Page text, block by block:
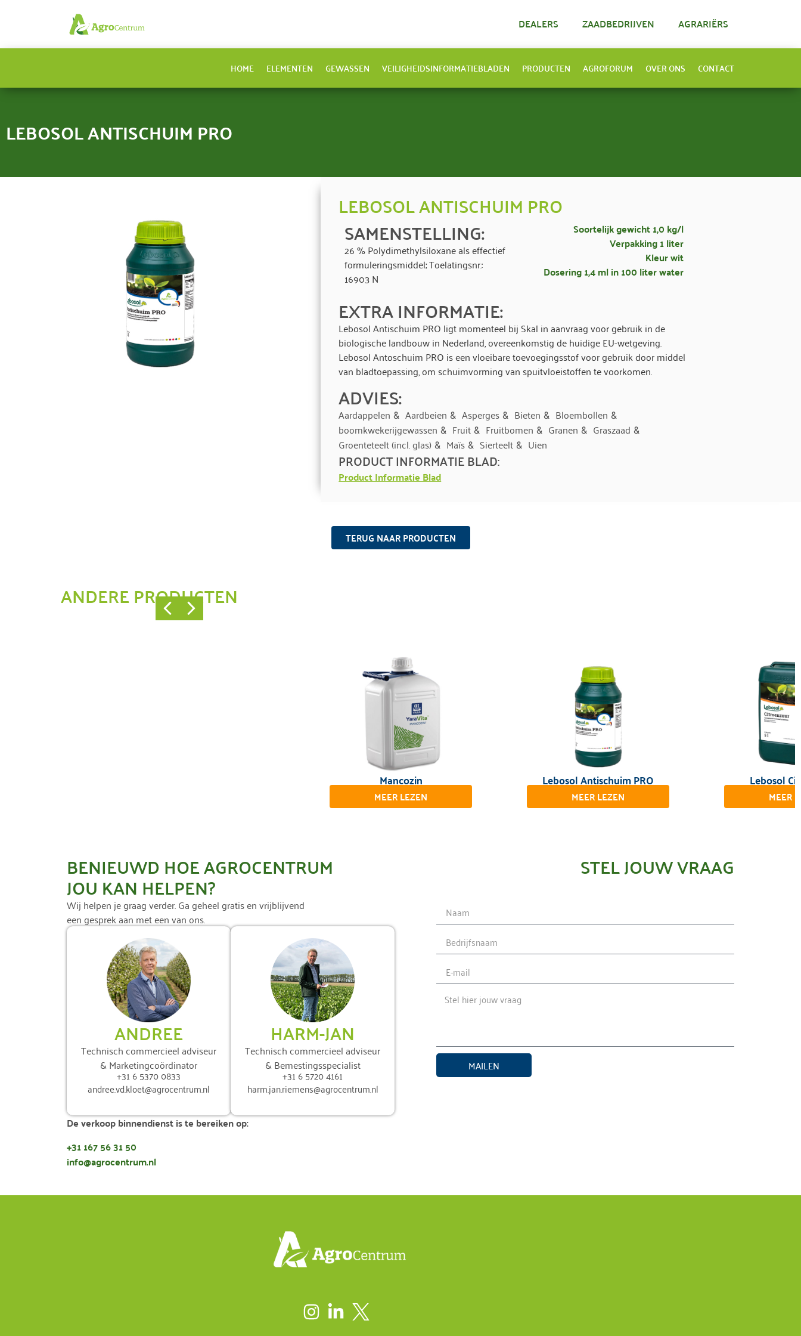
DEALERS ZAADBEDRIJVEN AGRARIËRS
HOME ELEMENTEN GEWASSEN VEILIGHEIDSINFORMATIEBLADEN PRODUCTEN AGROFORUM OVER ONS CONTACT
LEBOSOL ANTISCHUIM PRO
LEBOSOL ANTISCHUIM PRO
SAMENSTELLING:
26 % Polydimethylsiloxane als effectief
formuleringsmiddel; Toelatingsnr.:
16903 N
Soortelijk gewicht 1,0 kg/l
Verpakking 1 liter
Kleur wit
Dosering 1,4 ml in 100 liter water
EXTRA INFORMATIE:
Lebosol Antischuim PRO ligt momenteel bij Skal in aanvraag voor gebruik in de
biologische landbouw in Nederland, overeenkomstig de huidige EU-wetgeving.
Lebosol Antoschuim PRO is een vloeibare toevoegingsstof voor gebruik door middel
van bladtoepassing, om schuimvorming van spuitvloeistoffen te voorkomen.
ADVIES:
Aardappelen & Aardbeien & Asperges & Bieten & Bloembollen &
boomkwekerijgewassen & Fruit & Fruitbomen & Granen & Graszaad &
Groenteteelt (incl. glas) & Maïs & Sierteelt & Uien
PRODUCT INFORMATIE BLAD:
Product Informatie Blad
TERUG NAAR PRODUCTEN
ANDERE PRODUCTEN
Mancozin
MEER LEZEN
Lebosol Antischuim PRO
MEER LEZEN
Lebosol
MEER
BENIEUWD HOE AGROCENTRUM
JOU KAN HELPEN?
Wij helpen je graag verder. Ga geheel gratis en vrijblijvend
een gesprek aan met een van ons.
ANDREE
Technisch commercieel adviseur
& Marketingcoördinator
+31 6 5370 0833
andree.vd.kloet@agrocentrum.nl
HARM-JAN
Technisch commercieel adviseur
& Bemestingsspecialist
+31 6 5720 4161
harm.jan.riemens@agrocentrum.nl
De verkoop binnendienst is te bereiken op:
+31 167 56 31 50
info@agrocentrum.nl
STEL JOUW VRAAG
MAILEN